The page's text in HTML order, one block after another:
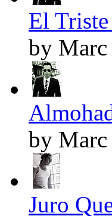
El
by
by
Juro